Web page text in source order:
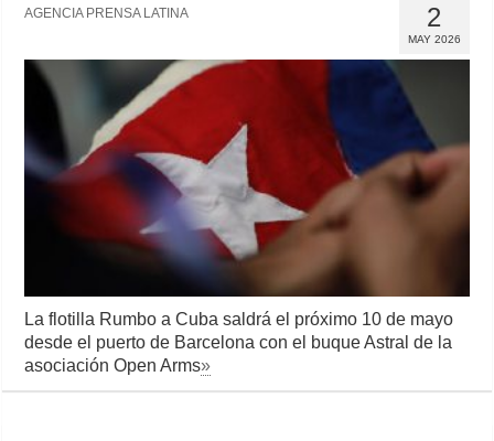
2
MAY 2026
AGENCIA PRENSA LATINA
La flotilla Rumbo a Cuba saldrá el próximo 10 de mayo
desde el puerto de Barcelona con el buque Astral de la
asociación Open Arms»